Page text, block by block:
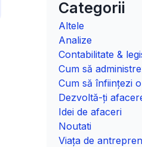
Categorii
Altele
Analize
Contabilitate &
Cum să
Cum să înființezi
Dezvoltă-ți
Idei de afaceri
Noutati
Viața de